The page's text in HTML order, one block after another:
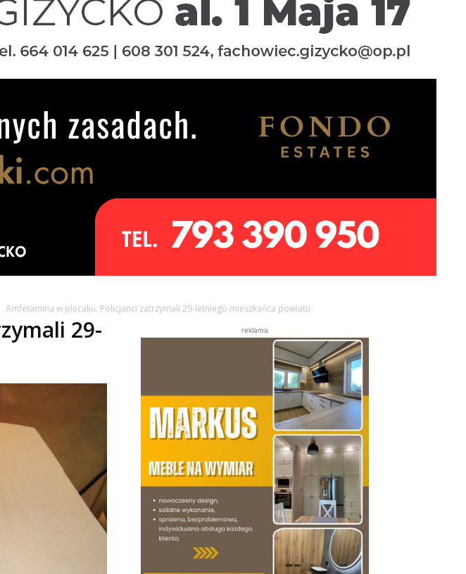
Amfetamina w plecaku. Policjanci zatrzymali 29-letniego mieszkańca powiatu
29-
reklama